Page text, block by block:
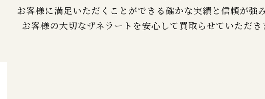
お客様に満足いただくことができる確かな実績と信頼が強
お客様の大切なザネラートを安心して買取らせていただき